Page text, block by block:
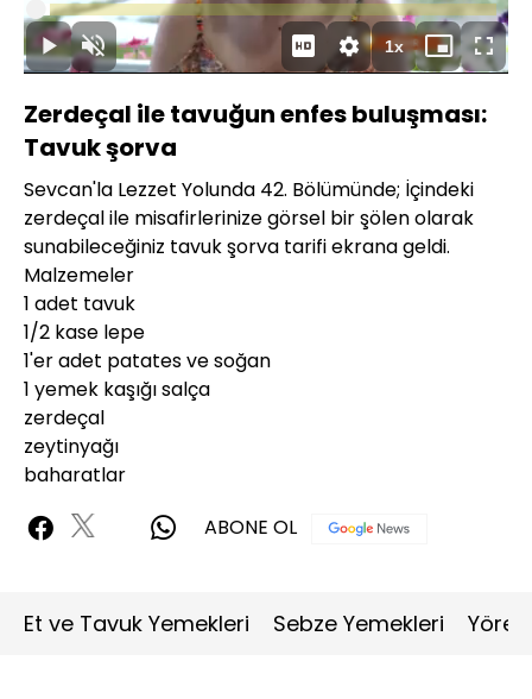
DuraklatSesi
Aç
Süre
Yüklendi:
3.02%
1xOynatma
Hızı
Mini
oynatıcı
Tam
Ekran
Zerdeçal ile tavuğun enfes buluşması:
Tavuk şorva
Sevcan'la Lezzet Yolunda 42. Bölümünde; İçindeki
zerdeçal ile misafirlerinize görsel bir şölen olarak
sunabileceğiniz tavuk şorva tarifi ekrana geldi.
Malzemeler
1 adet tavuk
1/2 kase lepe
1'er adet patates ve soğan
1 yemek kaşığı salça
zerdeçal
zeytinyağı
baharatlar
ABONE OL
Et ve Tavuk Yemekleri Sebze Yemekleri